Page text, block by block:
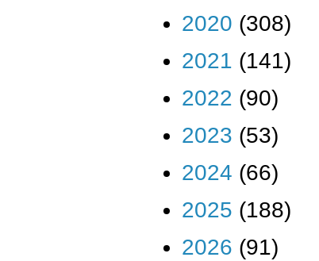
2020 (308)
2021 (141)
2022 (90)
2023 (53)
2024 (66)
2025 (188)
2026 (91)